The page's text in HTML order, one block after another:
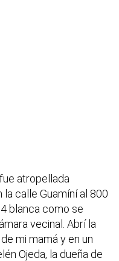
atropellada
calle Guamíní al 800
blanca como se
vecinal. Abrí la
mi mamá y en un
Ojeda, la dueña de